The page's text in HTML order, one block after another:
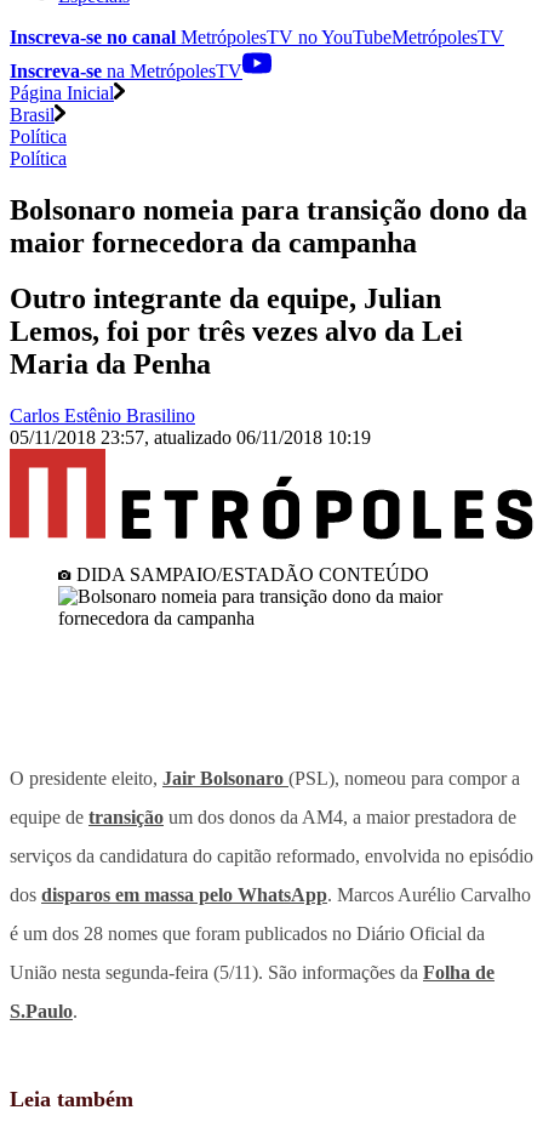
Inscreva-se no canal MetrópolesTV noYouTubeMetrópolesTV
Inscreva-se na MetrópolesTV
Página Inicial
Brasil
Política
Política
Bolsonaro nomeia para transição dono da
maior fornecedora da campanha
Outro integrante da equipe, Julian
Lemos, foi por três vezes alvo da Lei
Maria da Penha
Carlos Estênio Brasilino
05/11/2018 23:57, atualizado 06/11/2018 10:19
DIDA SAMPAIO/ESTADÃO CONTEÚDO
O presidente eleito, Jair Bolsonaro (PSL), nomeou para compor a
equipe de transição um dos donos da AM4, a maior prestadora de
serviços da candidatura do capitão reformado, envolvida no episódio
dos disparos em massa pelo WhatsApp. Marcos Aurélio Carvalho
é um dos 28 nomes que foram publicados no Diário Oficial da
União nesta segunda-feira (5/11). São informações da Folha de
S.Paulo.
Leia também